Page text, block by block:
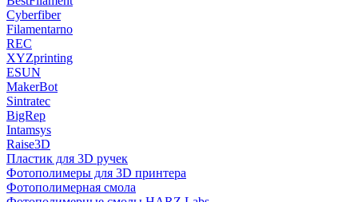
Cyberfiber
Filamentarno
REC
XYZprinting
ESUN
MakerBot
Sintratec
BigRep
Intamsys
Raise3D
Пластик для 3D ручек
Фотополимеры для 3D принтера
Фотополимерная смола